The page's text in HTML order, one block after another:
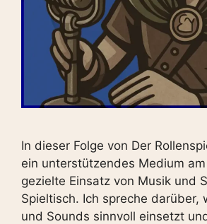
In dieser Folge von Der
ein unterstützendes Medium
gezielte Einsatz von Musik und
Spieltisch. Ich spreche darüber,
und Sounds sinnvoll einsetzt